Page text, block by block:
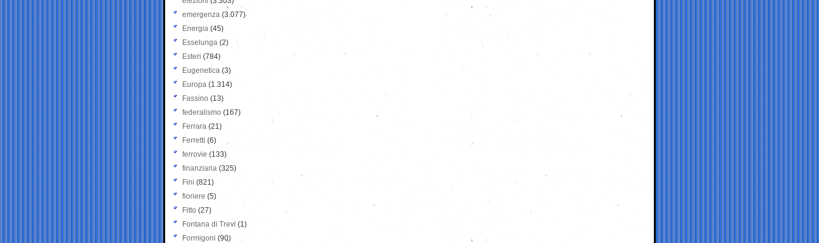
emergenza (3.077)
Energia (45)
Esselunga (2)
Esteri (784)
Eugenetica (3)
Europa (1.314)
Fassino (13)
federalismo (167)
Ferrara (21)
Ferretti (6)
ferrovie (133)
finanziaria (325)
Fini (821)
fioriere (5)
Fitto (27)
Fontana di Trevi (1)
Formigoni (90)